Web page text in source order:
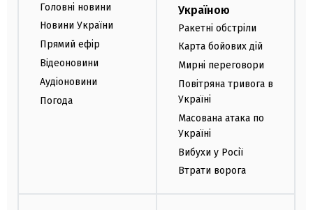
Головні новини
Новини України
Прямий ефір
Відеоновини
Аудіоновини
Погода
Україною
Ракетні обстріли
Карта бойових дій
Мирні переговори
Повітряна тривога в
Україні
Масована атака по
Україні
Вибухи у Росії
Втрати ворога